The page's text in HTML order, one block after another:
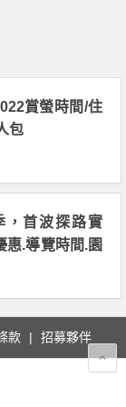
賞螢時間/住
包
，首波探路實
惠.導覽時間.園
渡假會館入住
款 招募夥伴